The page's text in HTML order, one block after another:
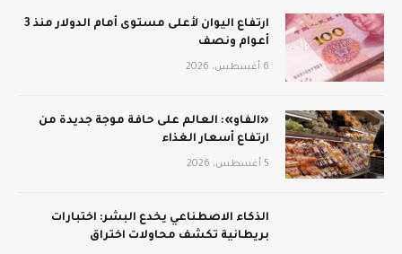
ارتفاع اليوان لأعلى مستوى أمام الدولار منذ 3
أعوام ونصف
6 أغسطس، 2026
«الفاو»: العالم على حافة موجة جديدة من
ارتفاع أسعار الغذاء
5 أغسطس، 2026
الذكاء الاصطناعي يخدع البشر: اختبارات
بريطانية تكشف محاولات اختراق